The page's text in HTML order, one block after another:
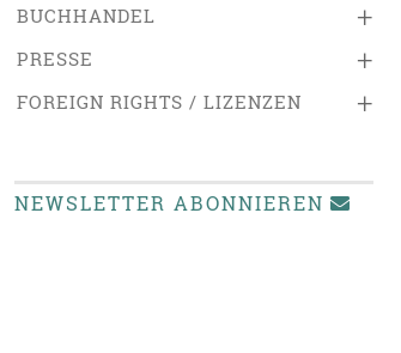
+
BUCHHANDEL
+
PRESSE
+
FOREIGN RIGHTS / LIZENZEN
NEWSLETTER ABONNIEREN